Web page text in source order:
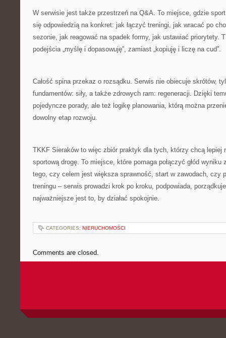
W serwisie jest także przestrzeń na Q&A. To miejsce, gdzie
się odpowiedzią na konkret: jak łączyć treningi, jak wracać po
sezonie, jak reagować na spadek formy, jak ustawiać priorytety.
podejścia „myślę i dopasowuję”, zamiast „kopiuję i liczę na cud”.
Całość spina przekaz o rozsądku. Serwis nie obiecuje skrótów,
fundamentów: siły, a także zdrowych ram: regeneracji. Dzięki
pojedyncze porady, ale też logikę planowania, którą można
dowolny etap rozwoju.
TKKF Sieraków to więc zbiór praktyk dla tych, którzy chcą lepiej
sportową drogę. To miejsce, które pomaga połączyć głód wyniku
tego, czy celem jest większa sprawność, start w zawodach, czy
treningu – serwis prowadzi krok po kroku, podpowiada,
najważniejsze jest to, by działać spokojnie.
CATEGORIES: NIERUCHOMOŚCI
Comments are closed.